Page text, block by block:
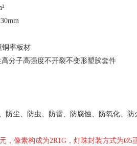
率板材
子高强度不开裂不变形塑胶套件
、防虫、防雷、防腐蚀、防氧化、防
，像素构成为2R1G，灯珠封装方式为Ø5